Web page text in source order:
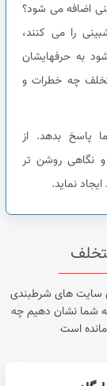
اضافه می شود؟
را می کنند،
به حرفهایشان
چه خطرات و
پاسخ بدهد. از
و نگاهی روشن تر
نماید.
سایت های شرطبندی
شما نشان دهیم چه
است